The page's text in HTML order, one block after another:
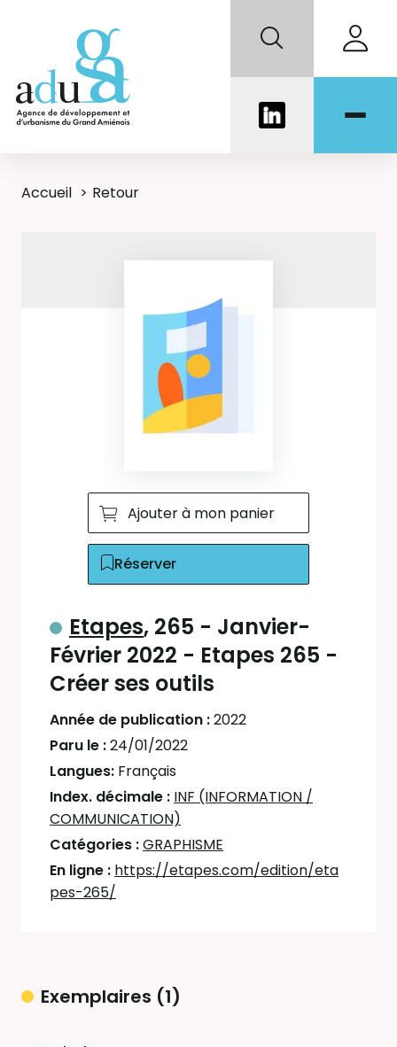
Accueil Retour
Ajouter à mon panier
Réserver
Etapes, 265 - Janvier-
Février 2022 - Etapes 265 -
Créer ses outils
Année de publication :2022
Paru le :24/01/2022
Langues: Français
Index. décimale : INF (INFORMATION /
COMMUNICATION)
Catégories :GRAPHISME
En ligne : https://etapes.com/edition/eta
pes-265/
Exemplaires (1)